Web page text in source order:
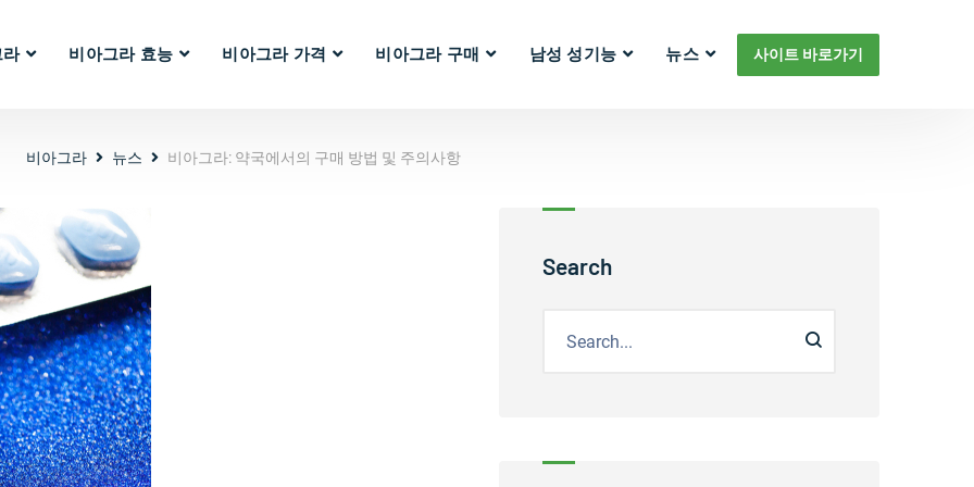
비아그라 효능 비아그라 가격 비아그라 구매 남성 성기능 뉴스 사이트 바로가기
비아그라 뉴스 비아그라: 약국에서의 구매 방법 및 주의사항
Search